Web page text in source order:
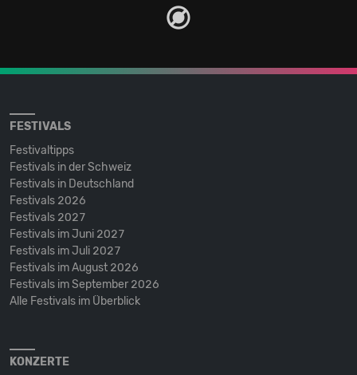
FESTIVALS
Festivaltipps
Festivals in der Schweiz
Festivals in Deutschland
Festivals 2026
Festivals 2027
Festivals im Juni 2027
Festivals im Juli 2027
Festivals im August 2026
Festivals im September 2026
Alle Festivals im Überblick
KONZERTE